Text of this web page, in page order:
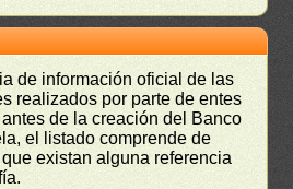
de información oficial de las
realizados por parte de entes
de la creación del Banco
el listado comprende de
existan alguna referencia